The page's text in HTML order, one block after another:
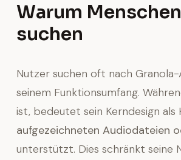
Warum
suchen
Nutzer suchen oft nach
seinem Funktionsumfang.
ist, bedeutet sein Kerndesign als
aufgezeichneten Audiodateien
unterstützt. Dies schränkt seine